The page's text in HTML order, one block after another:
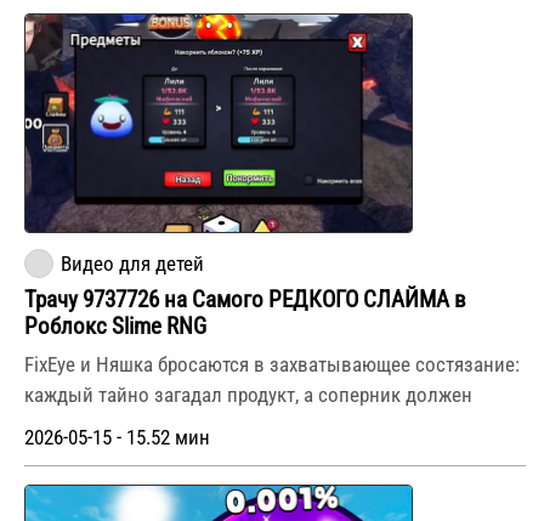
Видео для детей
Трачу 9737726 на Самого РЕДКОГО СЛАЙМА в
Роблокс Slime RNG
FixEye и Няшка бросаются в захватывающее состязание:
каждый тайно загадал продукт, а соперник должен
2026-05-15 - 15.52 мин